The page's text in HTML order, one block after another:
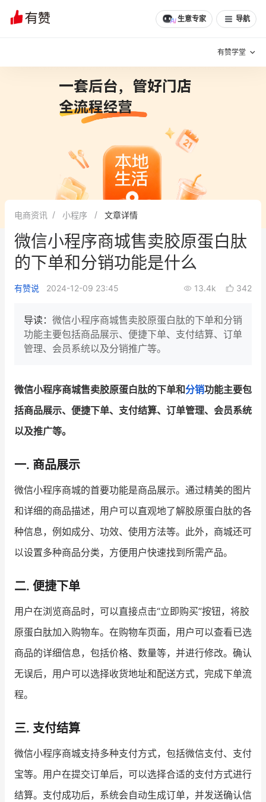
生意专家 导航
有赞学堂
增长方法
有赞专家说
新零售最佳实践
面对面聊增长
新零售大会 新零售茶会
增长产品指南
产品更新动态 帮助中心
新零售资讯
私域课程 新零售内参
增长俱乐部
增长俱乐部
商家社区 社群交流
入驻有赞 认证代理商
认证服务商
有赞云
电商资讯 小程序 文章详情
微信小程序商城售卖胶原蛋白肽
的下单和分销功能是什么
有赞说 2024-12-09 23:45 13.4k 342
导读： 微信小程序商城售卖胶原蛋白肽的下单和分销
功能主要包括商品展示、便捷下单、支付结算、订单
管理、会员系统以及分销推广等。
微信小程序商城售卖胶原蛋白肽的下单和分销功能主要包
括商品展示、便捷下单、支付结算、订单管理、会员系统
以及推广等。
一. 商品展示
微信小程序商城的首要功能是商品展示。通过精美的图片
和详细的商品描述，用户可以直观地了解胶原蛋白肽的各
种信息，例如成分、功效、使用方法等。此外，商城还可
以设置多种商品分类，方便用户快速找到所需产品。
二. 便捷下单
用户在浏览商品时，可以直接点击“立即购买”按钮，将胶
原蛋白肽加入购物车。在购物车页面，用户可以查看已选
商品的详细信息，包括价格、数量等，并进行修改。确认
无误后，用户可以选择收货地址和配送方式，完成下单流
程。
三. 支付结算
微信小程序商城支持多种支付方式，包括微信支付、支付
宝等。用户在提交订单后，可以选择合适的支付方式进行
结算。支付成功后，系统会自动生成订单，并发送确认信